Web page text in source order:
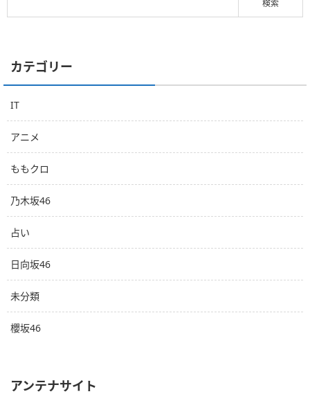
カテゴリー
IT
アニメ
ももクロ
乃木坂46
占い
日向坂46
未分類
櫻坂46
アンテナサイト